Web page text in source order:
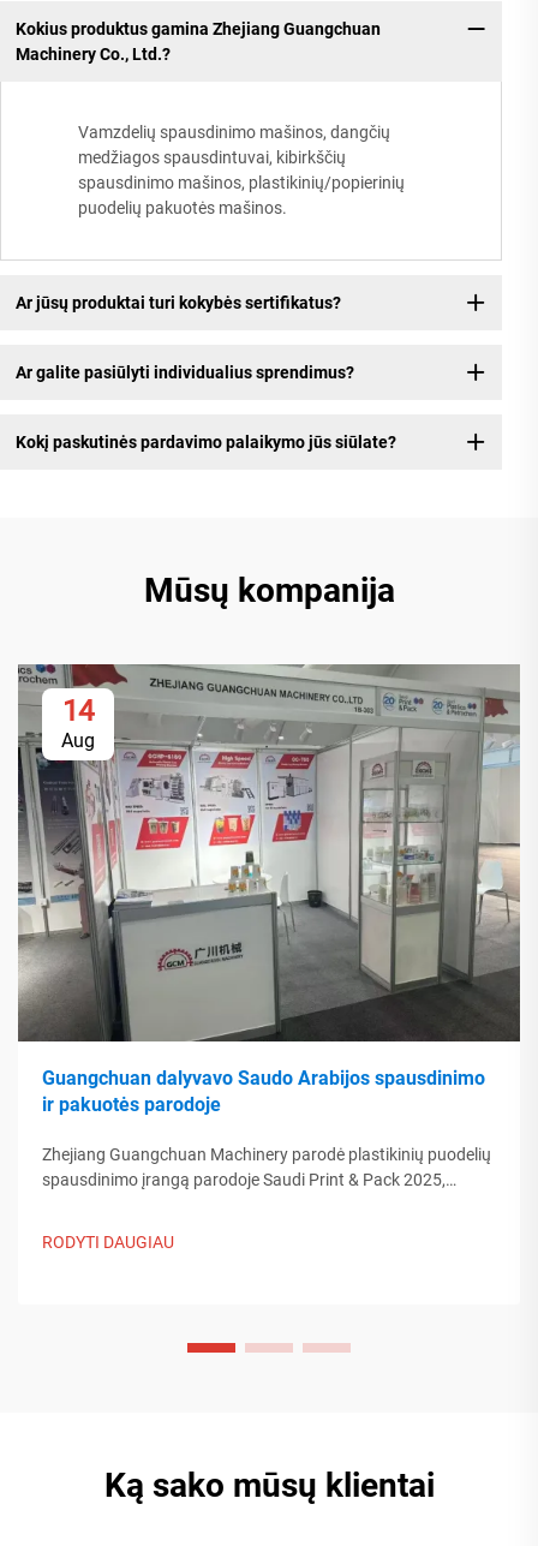
Kokius produktus gamina Zhejiang Guangchuan
Machinery Co., Ltd.?
Vamzdelių spausdinimo mašinos, dangčių
medžiagos spausdintuvai, kibirkščių
spausdinimo mašinos, plastikinių/popierinių
puodelių pakuotės mašinos.
Ar jūsų produktai turi kokybės sertifikatus?
Ar galite pasiūlyti individualius sprendimus?
Kokį paskutinės pardavimo palaikymo jūs siūlate?
Mūsų kompanija
14
Aug
Guangchuan dalyvavo Saudo Arabijos spausdinimo
ir pakuotės parodoje
Zhejiang Guangchuan Machinery parodė plastikinių puodelių
spausdinimo įrangą parodoje Saudi Print & Pack 2025,
RODYTI DAUGIAU
Ką sako mūsų klientai